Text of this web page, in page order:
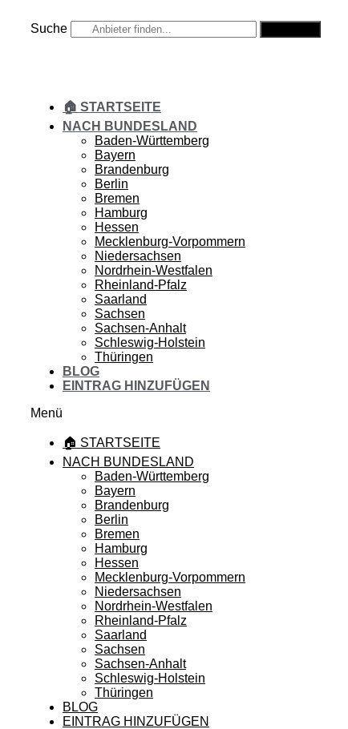
InhaltSuche
🏠 STARTSEITE
NACH BUNDESLAND
Baden-Württemberg
Bayern
Brandenburg
Berlin
Bremen
Hamburg
Hessen
Mecklenburg-Vorpommern
Niedersachsen
Nordrhein-Westfalen
Rheinland-Pfalz
Saarland
Sachsen
Sachsen-Anhalt
Schleswig-Holstein
Thüringen
BLOG
EINTRAG HINZUFÜGEN
Menü
🏠 STARTSEITE
NACH BUNDESLAND
Baden-Württemberg
Bayern
Brandenburg
Berlin
Bremen
Hamburg
Hessen
Mecklenburg-Vorpommern
Niedersachsen
Nordrhein-Westfalen
Rheinland-Pfalz
Saarland
Sachsen
Sachsen-Anhalt
Schleswig-Holstein
Thüringen
BLOG
EINTRAG HINZUFÜGEN